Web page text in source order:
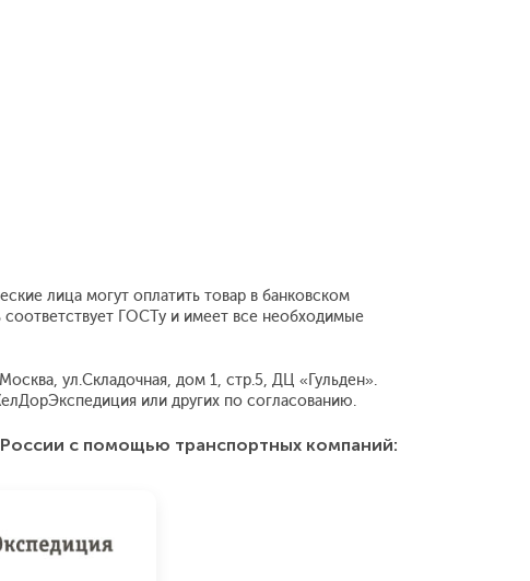
лица могут оплатить товар в банковском
ГОСТу и имеет все необходимые
ул.Складочная, дом 1, стр.5, ДЦ «Гульден».
или других по согласованию.
с помощью транспортных компаний: